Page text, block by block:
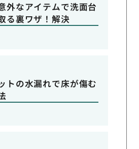
外なアイテムで洗面台
る裏ワザ！解決
トの水漏れで床が傷む